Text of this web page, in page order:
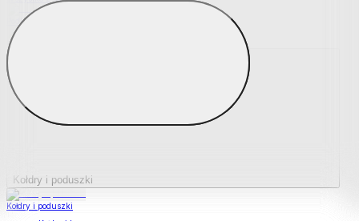
Podkładki na materace
Materace nawierzchniowe
Kołdry i poduszki
Kołdry i poduszki